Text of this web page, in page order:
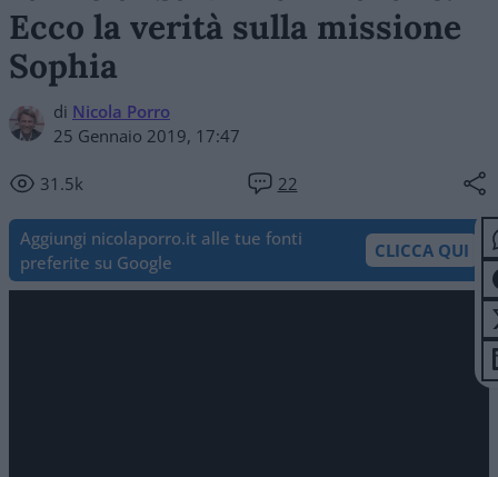
Ecco la verità sulla missione
Sophia
di Nicola Porro
25 Gennaio 2019, 17:47
31.5k 22
Aggiungi nicolaporro.it alle tue fonti
preferite su Google
CLICCA QUI